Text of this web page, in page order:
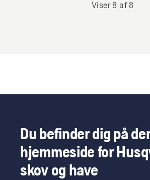
Viser 8 af 8
Du befinder dig på
hjemmeside for
skov og have